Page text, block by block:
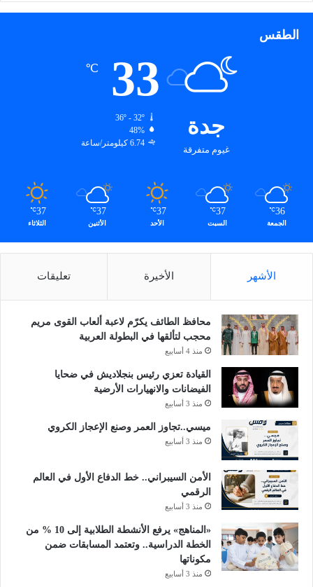
الطقس
جدة
غيوم متفرقة
33
℃
36º - 32º
48%
6.74 كيلومتر/ساعة
36
℃
الجمعة
37
℃
السبت
37
℃
الأحد
37
℃
الأثنين
37
℃
الثلاثاء
الأشهر الأخيرة تعليقات
محافظ الطائف يكرّم لاعبة ألعاب القوى مريم
محجب لتألقها في البطولة العربية
منذ 4 أسابيع
القيادة تعزي رئيس بنجلاديش في ضحايا
الفيضانات والانهيارات الأرضية
منذ 3 أسابيع
ميسي..تجاوز العمر وصنع الإعجاز الكروي
منذ 3 أسابيع
الأمن السيبراني.. خط الدفاع الأول في العالم
الرقمي
منذ 3 أسابيع
«المناهج» يرفع الأنشطة الطلابية إلى 10 % من
الخطة الدراسية.. وتعتمد المسابقات ضمن
مكوناتها
منذ 3 أسابيع